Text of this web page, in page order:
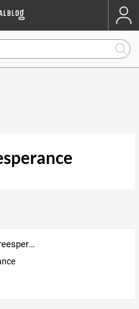
l'ABC de Riviereesperance